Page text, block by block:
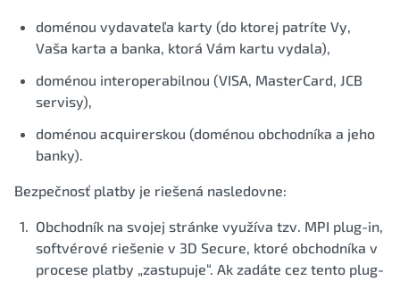
doménou vydavateľa karty (do ktorej patríte Vy,
Vaša karta a banka, ktorá Vám kartu vydala),
doménou interoperabilnou (VISA, MasterCard, JCB
servisy),
doménou acquirerskou (doménou obchodníka a jeho
banky).
Bezpečnosť platby je riešená nasledovne:
Obchodník na svojej stránke využíva tzv. MPI plug-in,
softvérové riešenie v 3D Secure, ktoré obchodníka v
procese platby „zastupuje“. Ak zadáte cez tento plug-